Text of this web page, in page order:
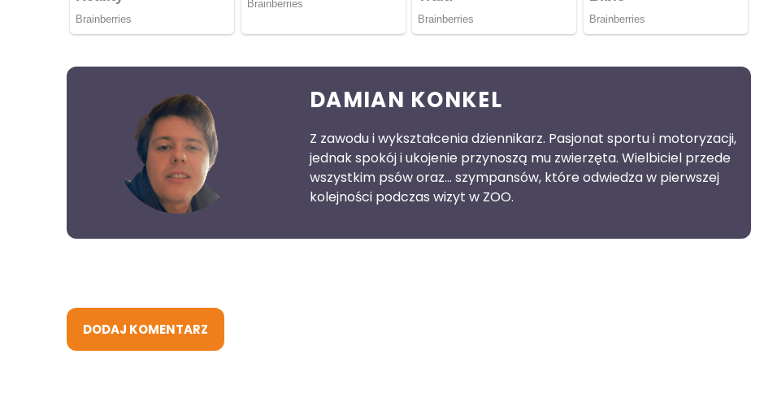
DAMIAN KONKEL
Z zawodu i wykształcenia dziennikarz. Pasjonat sportu i motoryzacji,
jednak spokój i ukojenie przynoszą mu zwierzęta. Wielbiciel przede
wszystkim psów oraz… szympansów, które odwiedza w pierwszej
kolejności podczas wizyt w ZOO.
DODAJ KOMENTARZ